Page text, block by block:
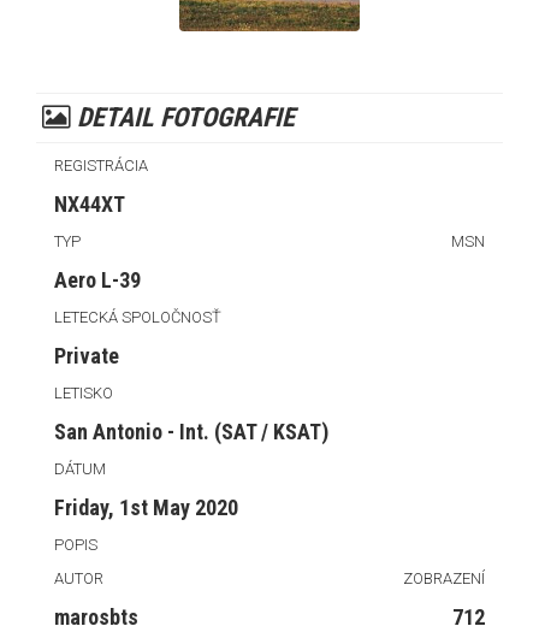
DETAIL FOTOGRAFIE
REGISTRÁCIA
NX44XT
TYP MSN
Aero L-39
LETECKÁ SPOLOČNOSŤ
Private
LETISKO
San Antonio - Int. (SAT / KSAT)
DÁTUM
Friday, 1st May 2020
POPIS
AUTOR
ZOBRAZENÍ
marosbts 712